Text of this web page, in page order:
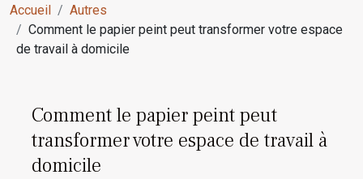
Accueil
Autres
Comment le papier peint peut transformer votre espace
de travail à domicile
Comment le papier peint peut
transformer votre espace de travail à
domicile